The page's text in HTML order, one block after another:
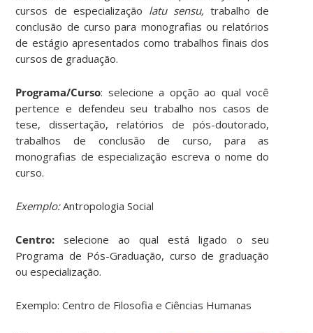
cursos de especialização latu sensu,trabalho de
conclusão de curso para monografias ou relatórios
de estágio apresentados como trabalhos finais dos
cursos de graduação.
Programa/Curso: selecione a opção ao qual você
pertence e defendeu seu trabalho nos casos de
tese, dissertação, relatórios de pós-doutorado,
trabalhos de conclusão de curso, para as
monografias de especialização escreva o nome do
curso.
Exemplo:Antropologia Social
Centro: selecione ao qual está ligado o seu
Programa de Pós-Graduação, curso de graduação
ou especialização.
Exemplo: Centro de Filosofia e Ciências Humanas